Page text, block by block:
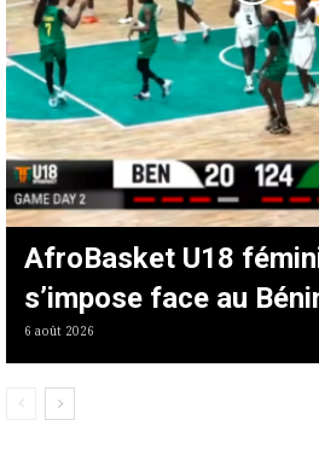
AfroBasket U18
s’impose face au
6 août 2026